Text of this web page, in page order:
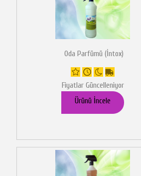
Oda Parfümü (İntox)
Fiyatlar Güncelleniyor
Ürünü İncele